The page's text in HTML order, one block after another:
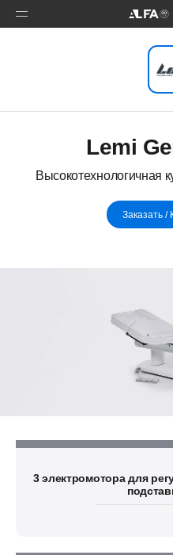
Lemi
Высокотехнологичная
Заказать /
3 электромотора для